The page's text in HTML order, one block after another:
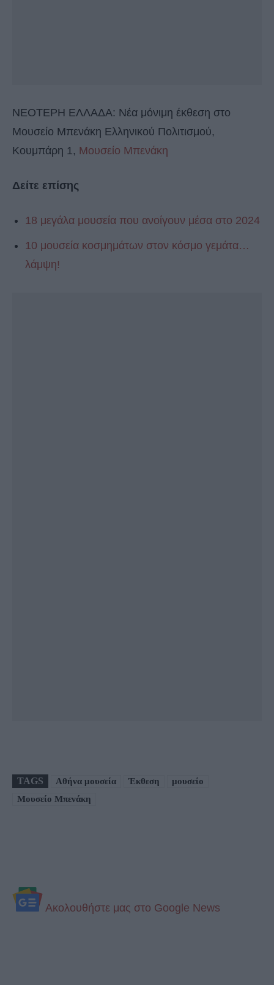
ΝΕΟΤΕΡΗ ΕΛΛΑΔΑ: Νέα μόνιμη έκθεση στο
Μουσείο Μπενάκη Ελληνικού Πολιτισμού,
Κουμπάρη 1, Μουσείο Μπενάκη
Δείτε επίσης
18 μεγάλα μουσεία που ανοίγουν μέσα στο 2024
10 μουσεία κοσμημάτων στον κόσμο γεμάτα…
λάμψη!
TAGS Αθήνα μουσεία Έκθεση
μουσείο
Μουσείο Μπενάκη
Aκολουθήστε μας στo Google News